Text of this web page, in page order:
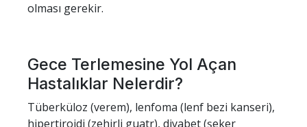
olması gerekir.
Gece Terlemesine Yol Açan
Hastalıklar Nelerdir?
Tüberküloz (verem), lenfoma (lenf bezi kanseri),
hipertiroidi (zehirli guatr), diyabet (şeker